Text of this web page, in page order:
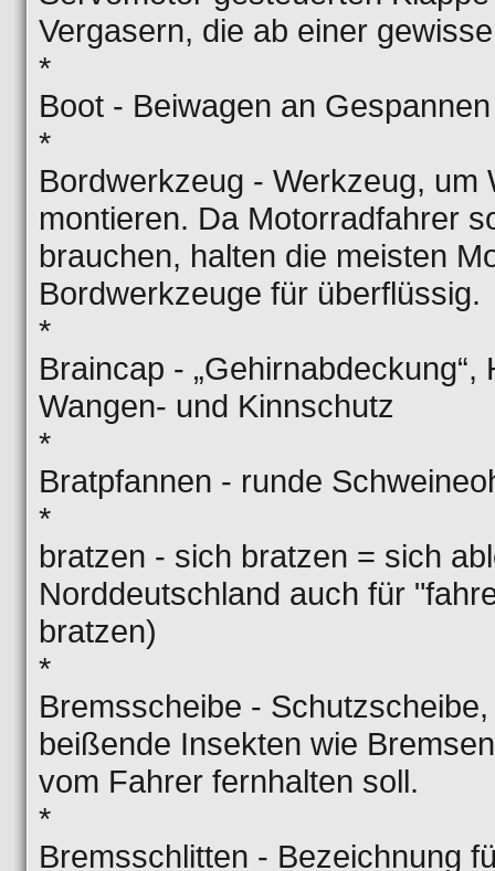
Vergasern, die ab einer
*
Boot - Beiwagen an Gespannen
*
Bordwerkzeug - Werkzeug, um
montieren. Da Motorradfahrer
brauchen, halten die meisten
Bordwerkzeuge für überflüssig.
*
Braincap -
Wangen- und Kinnschutz
*
Bratpfannen - runde
*
bratzen - sich bratzen = sich
Norddeutschland auch für
bratzen)
*
Bremsscheibe -
beißende Insekten wie
vom Fahrer fernhalten soll.
*
Bremsschlitten - Bezeichnung